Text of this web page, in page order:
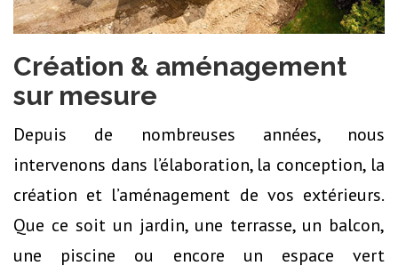
Création & aménagement
sur mesure
Depuis de nombreuses années, nous
intervenons dans l’élaboration, la conception, la
création et l’aménagement de vos extérieurs.
Que ce soit un jardin, une terrasse, un balcon,
une piscine ou encore un espace vert